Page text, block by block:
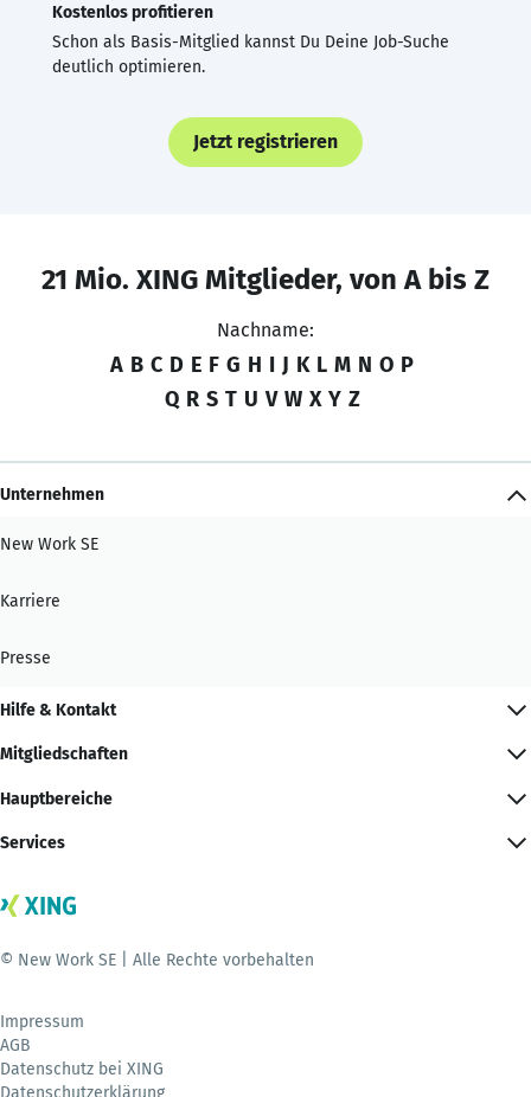
Kostenlos profitieren
Schon als Basis-Mitglied kannst Du Deine Job-Suche
deutlich optimieren.
Jetzt registrieren
21 Mio. XING Mitglieder, von A bis Z
Nachname:
A B C D E F G H I J K L M N O P
Q R S T U V W X Y Z
Unternehmen
New Work SE
Karriere
Presse
Hilfe & Kontakt
Mitgliedschaften
Hauptbereiche
Services
© New Work SE | Alle Rechte vorbehalten
Impressum
AGB
Datenschutz bei XING
Datenschutzerklärung